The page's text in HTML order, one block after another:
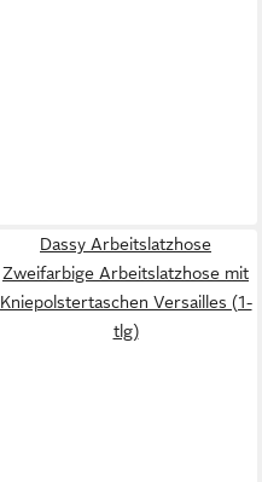
Dassy Arbeitslatzhose
Zweifarbige Arbeitslatzhose mit
Kniepolstertaschen Versailles (1-
tlg)